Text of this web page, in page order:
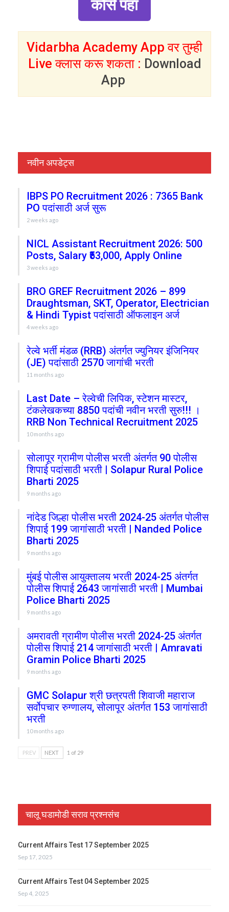
कोर्स पहा
Vidarbha Academy App वर तुम्ही
Live क्लास करू शकता : Download
App
नवीन अपडेट्स
IBPS PO Recruitment 2026 : 7365 Bank
PO पदांसाठी अर्ज सुरू
2 weeks ago
NICL Assistant Recruitment 2026: 500
Posts, Salary ₹53,000, Apply Online
3 weeks ago
BRO GREF Recruitment 2026 – 899
Draughtsman, SKT, Operator, Electrician
& Hindi Typist पदांसाठी ऑफलाइन अर्ज
4 weeks ago
रेल्वे भर्ती मंडळ (RRB) अंतर्गत ज्युनियर इंजिनियर
(JE) पदांसाठी 2570 जागांची भरती
11 months ago
Last Date – रेल्वेची लिपिक, स्टेशन मास्टर,
टंकलेखकच्या 8850 पदांची नवीन भरती सुरु!!! ।
RRB Non Technical Recruitment 2025
10 months ago
सोलापूर ग्रामीण पोलीस भरती अंतर्गत 90 पोलीस
शिपाई पदांसाठी भरती | Solapur Rural Police
Bharti 2025
9 months ago
नांदेड जिल्हा पोलीस भरती 2024-25 अंतर्गत पोलीस
शिपाई 199 जागांसाठी भरती | Nanded Police
Bharti 2025
9 months ago
मुंबई पोलीस आयुक्तालय भरती 2024-25 अंतर्गत
पोलीस शिपाई 2643 जागांसाठी भरती | Mumbai
Police Bharti 2025
9 months ago
अमरावती ग्रामीण पोलीस भरती 2024-25 अंतर्गत
पोलीस शिपाई 214 जागांसाठी भरती | Amravati
Gramin Police Bharti 2025
9 months ago
GMC Solapur श्री छत्रपती शिवाजी महाराज
सर्वोपचार रुग्णालय, सोलापूर अंतर्गत 153 जागांसाठी
भरती
10 months ago
PREV NEXT 1 of 29
चालू घडामोडी सराव प्रश्नसंच
Current Affairs Test 17 September 2025
Sep 17, 2025
Current Affairs Test 04 September 2025
Sep 4, 2025